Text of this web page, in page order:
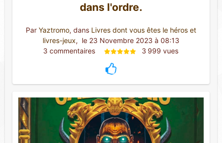
dans l'ordre.
Par Yaztromo, dans Livres dont vous êtes le héros et
livres-jeux, le 23 Novembre 2023 à 08:13
3 commentaires
3 999 vues